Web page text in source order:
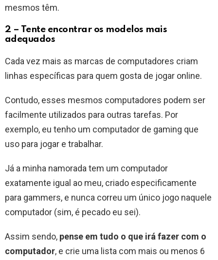
mesmos têm.
2 – Tente encontrar os modelos mais
adequados
Cada vez mais as marcas de computadores criam
linhas específicas para quem gosta de jogar online.
Contudo, esses mesmos computadores podem ser
facilmente utilizados para outras tarefas. Por
exemplo, eu tenho um computador de gaming que
uso para jogar e trabalhar.
Já a minha namorada tem um computador
exatamente igual ao meu, criado especificamente
para gammers, e nunca correu um único jogo naquele
computador (sim, é pecado eu sei).
Assim sendo, pense em tudo o que irá fazer com o
computador, e crie uma lista com mais ou menos 6